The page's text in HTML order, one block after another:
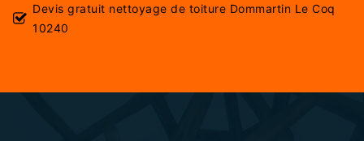
Devis gratuit nettoyage de toiture Dommartin Le Coq
10240